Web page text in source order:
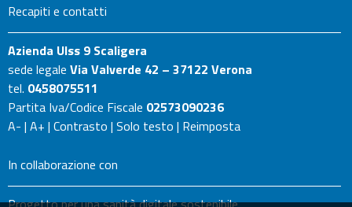
Recapiti e contatti
Azienda Ulss 9 Scaligera
sede legale Via Valverde 42 – 37122 Verona
tel. 0458075511
Partita Iva/Codice Fiscale 02573090236
A- | A+ | Contrasto | Solo testo | Reimposta
In collaborazione con